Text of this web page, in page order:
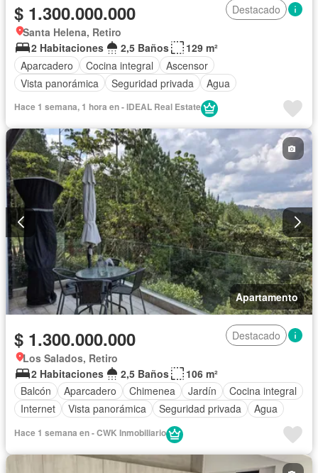
$ 1.300.000.000
Destacado
Santa Helena, Retiro
2 Habitaciones
2,5 Baños
129 m²
Aparcadero
Cocina integral
Ascensor
Vista panorámica
Seguridad privada Agua
Hace 1 semana, 1 hora en - IDEAL Real Estate
Apartamento
$ 1.300.000.000
Destacado
Los Salados, Retiro
2 Habitaciones
2,5 Baños
106 m²
Balcón
Aparcadero Chimenea Jardín
Cocina integral
Internet
Vista panorámica Seguridad privada Agua
Hace 1 semana en - CWK Inmobiliario